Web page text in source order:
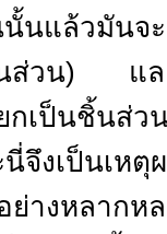
นแล้วมันจ
ส่วน) และ
กเป็นชิ้นส่ว
เป็นเหตุผ
ย่างหลากห